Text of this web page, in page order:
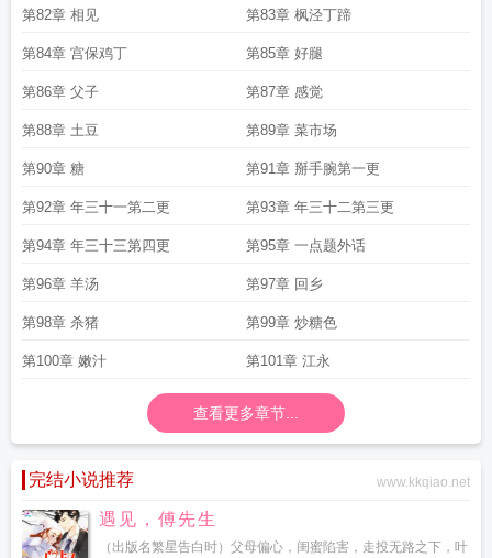
第82章 相见 第83章 枫泾丁蹄
第84章 宫保鸡丁 第85章 好腿
第86章 父子 第87章 感觉
第88章 土豆 第89章 菜市场
第90章 糖 第91章 掰手腕第一更
第92章 年三十一第二更 第93章 年三十二第三更
第94章 年三十三第四更 第95章 一点题外话
第96章 羊汤 第97章 回乡
第98章 杀猪 第99章 炒糖色
第100章 嫩汁 第101章 江永
查看更多章节...
完结小说推荐 www.kkqiao.net
遇见，傅先生
（出版名繁星告白时）父母偏心，闺蜜陷害，走投无路之下，叶